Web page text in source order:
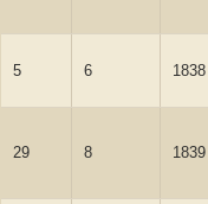
5 6 1838
29 8 1839